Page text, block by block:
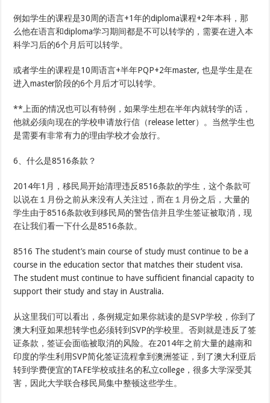
例如学生的课程是30周的语言+1年的diploma课程+2年本科，那
么他在语言和diploma学习期间都是不可以转学的，需要在进入本
科学习后的6个月后可以转学。
或者学生的课程是10周语言+半年PQP+2年master, 也是学生是在
进入master阶段的6个月后才可以转学。
**上面的情况也可以有特例，如果学生想在半年内就转学的话，
他就必须向现在的学校申请放行信（release letter）。当然学生也
是需要有非常有力的理由学校才会放行。
6、什么是8516条款？
2014年1月，移民局开始清理违反8516条款的学生，这个条款可
以说在１月份之前从来没有人关注过，而在１月份之后，大量的
学生由于8516条款收到移民局的警告信并且学生签证被取消，现
在让我们看一下什么是8516条款。
8516 The student’s main course of study must continue to be a
course in the education sector that matches their student visa.
The student must continue to have sufficient financial capacity to
support their study and stay in Australia.
从这里我们可以看出，条例规定如果你就读的是SVP学校，你到了
澳大利亚如果想转学也必须转到SVP的学校里。否则就是违反了签
证条款，签证会面临被取消的风险。在2014年之前大量的越南和
印度的学生利用SVP简化签证流程拿到澳洲签证，到了澳大利亚后
转到学费便宜的TAFE学校或挂名的私立college，很多大学深受其
害，因此大学联合移民局集中整顿这些学生。